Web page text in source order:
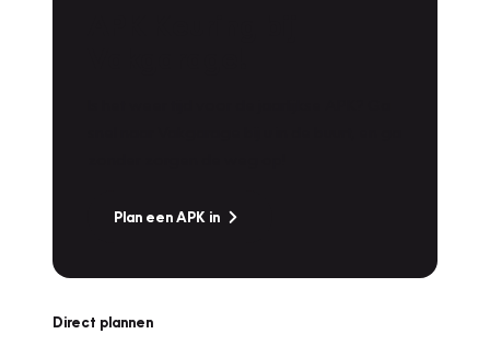
Plan een APK in
Direct plannen